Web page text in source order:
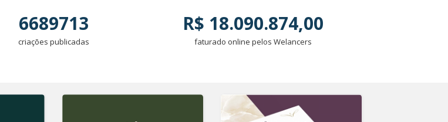
6689713
criações publicadas
R$ 18.090.874,00
faturado online pelos Welancers